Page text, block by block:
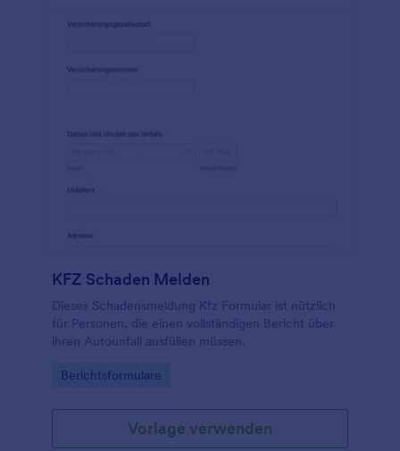
KFZ Schaden Melden
Dieses Schadensmeldung Kfz Formular ist nützlich
für Personen, die einen vollständigen Bericht über
ihren Autounfall ausfüllen müssen.
Go to Category:
Berichtsformulare
Vorlage verwenden